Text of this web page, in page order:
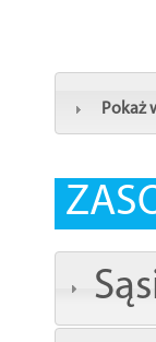
Pokaż